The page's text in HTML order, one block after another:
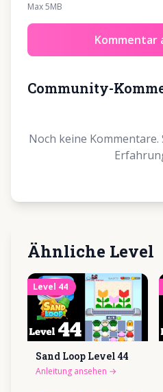
Max 5MB
Kommentar
Community-
Noch keine Kommentare.
Ähnliche Level
Level 44
Sand Loop Level 44
Anleitung ansehen →